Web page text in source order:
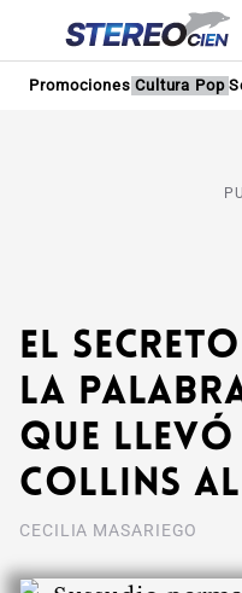
Promociones Cultura Pop
El
La
que llevó
Collins al
CECILIA MASARIEGO